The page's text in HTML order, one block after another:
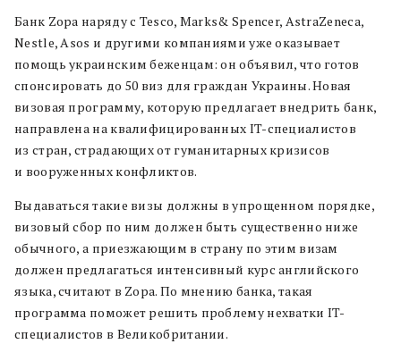
Банк Zopa наряду с Tesco, Marks& Spencer, AstraZeneca,
Nestle, Asos и другими компаниями уже оказывает
помощь украинским беженцам: он объявил, что готов
спонсировать до 50 виз для граждан Украины. Новая
визовая программу, которую предлагает внедрить банк,
направлена на квалифицированных IT-специалистов
из стран, страдающих от гуманитарных кризисов
и вооруженных конфликтов.
Выдаваться такие визы должны в упрощенном порядке,
визовый сбор по ним должен быть существенно ниже
обычного, а приезжающим в страну по этим визам
должен предлагаться интенсивный курс английского
языка, считают в Zopa. По мнению банка, такая
программа поможет решить проблему нехватки IT-
специалистов в Великобритании.